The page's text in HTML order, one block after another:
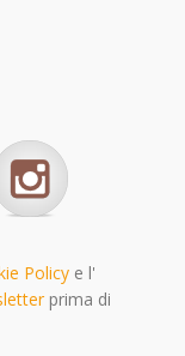
Policy e l'
prima di